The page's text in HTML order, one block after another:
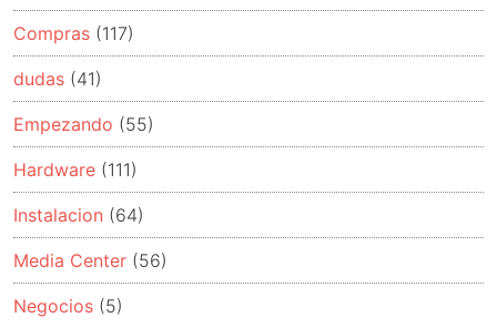
Compras (117)
dudas (41)
Empezando (55)
Hardware (111)
Instalacion (64)
Media Center (56)
Negocios (5)